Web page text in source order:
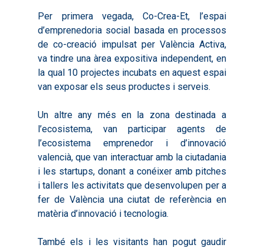
Per primera vegada, Co-Crea-Et, l’espai
d’emprenedoria social basada en processos
de co-creació impulsat per València Activa,
va tindre una àrea expositiva independent, en
la qual 10 projectes incubats en aquest espai
van exposar els seus productes i serveis.
Un altre any més en la zona destinada a
l’ecosistema, van participar agents de
l’ecosistema emprenedor i d’innovació
valencià, que van interactuar amb la ciutadania
i les startups, donant a conéixer amb pitches
i tallers les activitats que desenvolupen per a
fer de València una ciutat de referència en
matèria d’innovació i tecnologia.
També els i les visitants han pogut gaudir